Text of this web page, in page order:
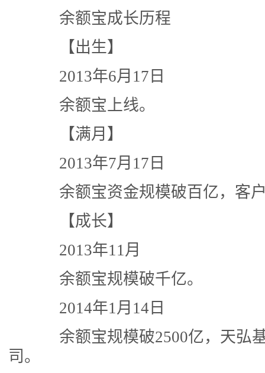
余额宝成长历程
【出生】
2013年6月17日
余额宝上线。
【满月】
2013年7月17日
余额宝资金规模破百亿，客户
【成长】
2013年11月
余额宝规模破千亿。
2014年1月14日
余额宝规模破2500亿，天弘
司。